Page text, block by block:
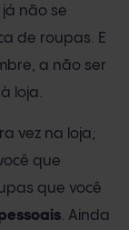
não se
de roupas. E
a não ser
loja.
vez na loja;
que
que você
. Ainda